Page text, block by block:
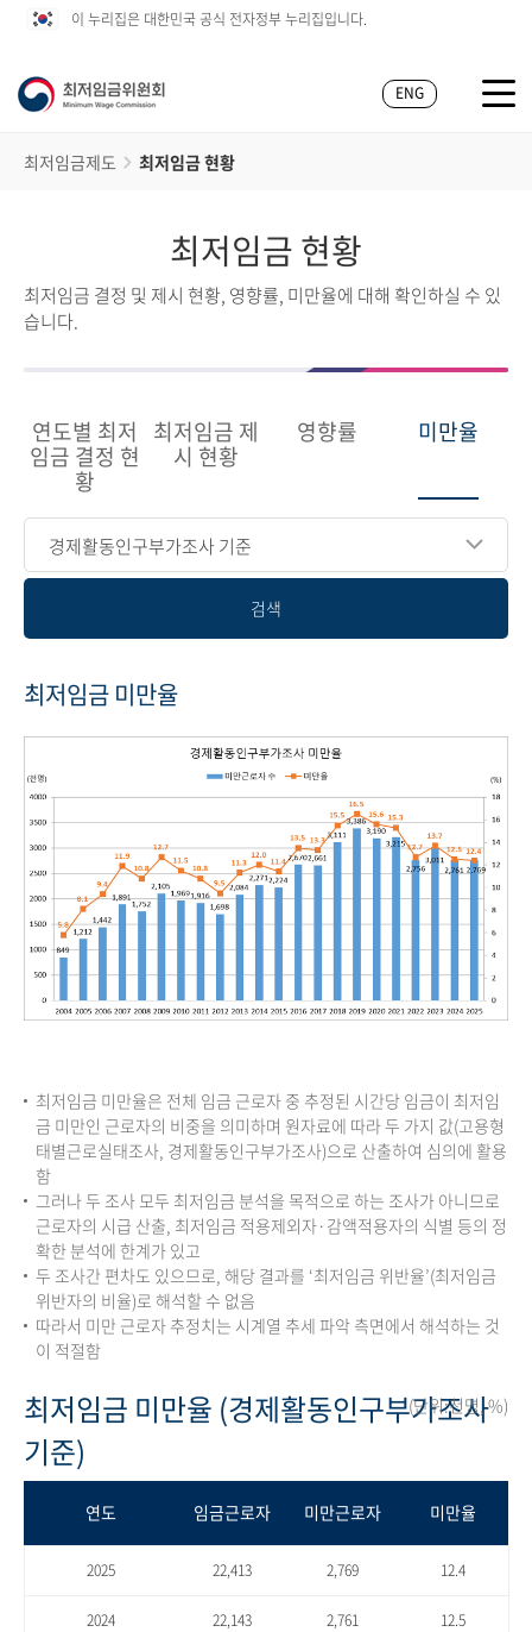
이 누리집은 대한민국 공식 전자정부 누리집입니다.
ENG
최저임금제도 최저임금 현황
최저임금 현황
최저임금 결정 및 제시 현황, 영향률, 미만율에 대해 확인하실 수 있
습니다.
연도별 최저
임금 결정 현
황
최저임금 제
시 현황
영향률 미만율
경제활동인구부가조사 기준
검색
최저임금 미만율
최저임금 미만율은 전체 임금 근로자 중 추정된 시간당 임금이 최저임
금 미만인 근로자의 비중을 의미하며 원자료에 따라 두 가지 값(고용형
태별근로실태조사, 경제활동인구부가조사)으로 산출하여 심의에 활용
함
그러나 두 조사 모두 최저임금 분석을 목적으로 하는 조사가 아니므로
근로자의 시급 산출, 최저임금 적용제외자·감액적용자의 식별 등의 정
확한 분석에 한계가 있고
두 조사간 편차도 있으므로, 해당 결과를 ‘최저임금 위반율’(최저임금
위반자의 비율)로 해석할 수 없음
따라서 미만 근로자 추정치는 시계열 추세 파악 측면에서 해석하는 것
이 적절함
최저임금 미만율 (경제활동인구부가조사
기준)
(단위:천명, %)
연도 임금근로자 미만근로자 미만율
2025 22,413 2,769 12.4
2024 22,143 2,761 12.5